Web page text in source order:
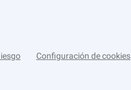
Configuración de cookies